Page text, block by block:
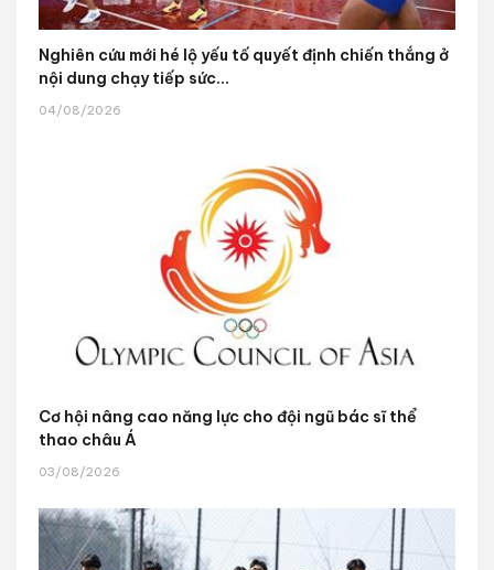
Nghiên cứu mới hé lộ yếu tố quyết định chiến thắng ở
nội dung chạy tiếp sức...
04/08/2026
Cơ hội nâng cao năng lực cho đội ngũ bác sĩ thể
thao châu Á
03/08/2026